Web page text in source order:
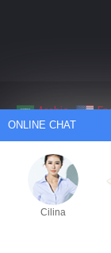
Arabic
Japanese
Drepturi de
ONLINE CHAT
Cilina